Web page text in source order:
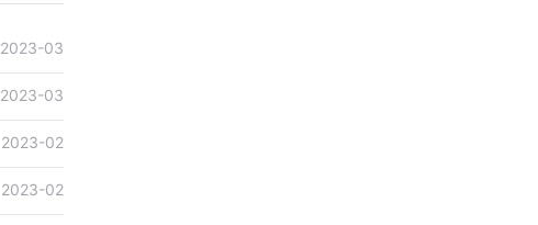
2023-03
2023-03
2023-02
2023-02